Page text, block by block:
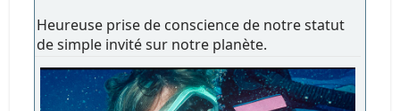
Heureuse prise de conscience de notre statut
de simple invité sur notre planète.